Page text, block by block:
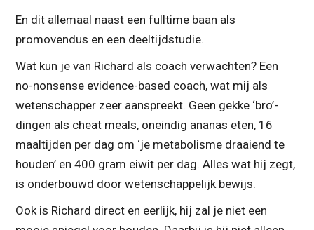
En dit allemaal naast een fulltime baan als
promovendus en een deeltijdstudie.
Wat kun je van Richard als coach verwachten? Een
no-nonsense evidence-based coach, wat mij als
wetenschapper zeer aanspreekt. Geen gekke ‘bro’-
dingen als cheat meals, oneindig ananas eten, 16
maaltijden per dag om ‘je metabolisme draaiend te
houden’ en 400 gram eiwit per dag. Alles wat hij zegt,
is onderbouwd door wetenschappelijk bewijs.
Ook is Richard direct en eerlijk, hij zal je niet een